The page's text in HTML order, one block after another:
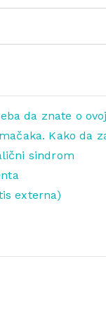
da znate o
Kako da
sindrom
externa)